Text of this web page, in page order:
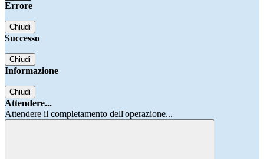
Errore
Chiudi
Successo
Chiudi
Informazione
Chiudi
Attendere...
Attendere il completamento dell'operazione...